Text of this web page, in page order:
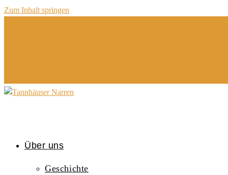
Zum Inhalt springen
Über uns
Geschichte